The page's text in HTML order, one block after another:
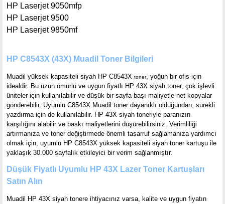
HP Laserjet 9050mfp
HP Laserjet 9500
HP Laserjet 9850mf
HP C8543X (43X) Muadil Toner Bilgileri
Muadil yüksek kapasiteli siyah HP C8543X toner, yoğun bir ofis için
idealdir. Bu uzun ömürlü ve uygun fiyatlı HP 43X siyah toner, çok işlevli
üniteler için kullanılabilir ve düşük bir sayfa başı maliyetle net kopyalar
gönderebilir. Uyumlu C8543X Muadil toner dayanıklı olduğundan, sürekli
yazdırma için de kullanılabilir. HP 43X siyah toneriyle paranızın
karşılığını alabilir ve baskı maliyetlerini düşürebilirsiniz. Verimliliği
artırmanıza ve toner değiştirmede önemli tasarruf sağlamanıza yardımcı
olmak için, uyumlu HP C8543X yüksek kapasiteli siyah toner kartuşu ile
yaklaşık 30.000 sayfalık etkileyici bir verim sağlanmıştır.
Düşük Fiyatlı Uyumlu HP 43X Lazer Toner Kartuşları
Satın Alın
Muadil HP 43X siyah tonere ihtiyacınız varsa, kalite ve uygun fiyatın